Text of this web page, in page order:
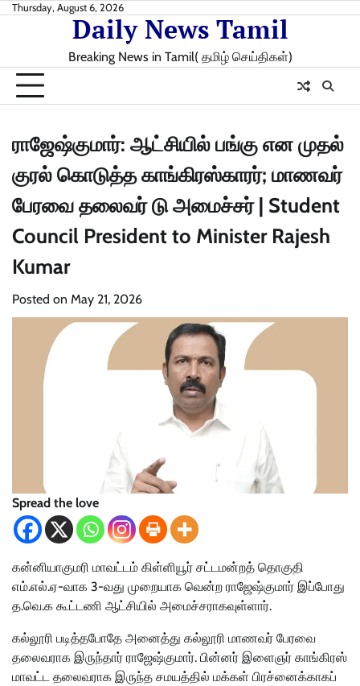
SkipThursday, August 6, 2026
Daily News Tamil
Breaking News in Tamil( தமிழ் செய்திகள்)
ராஜேஷ்குமார்: ஆட்சியில் பங்கு என முதல்
குரல் கொடுத்த காங்கிரஸ்காரர்; மாணவர்
பேரவை தலைவர் டு அமைச்சர் | Student
Council President to Minister Rajesh
Kumar
Posted on May 21, 2026
Spread the love
கன்னியாகுமரி மாவட்டம் கிள்ளியூர் சட்டமன்றத் தொகுதி
எம்.எல்.ஏ-வாக 3-வது முறையாக வென்ற ராஜேஷ்குமார் இப்போது
த.வெ.க கூட்டணி ஆட்சியில் அமைச்சராகவுள்ளார்.
கல்லூரி படித்தபோதே அனைத்து கல்லூரி மாணவர் பேரவை
தலைவராக இருந்தார் ராஜேஷ்குமார். பின்னர் இளைஞர் காங்கிரஸ்
மாவட்ட தலைவராக இருந்த சமயத்தில் மக்கள் பிரச்னைக்காகப்